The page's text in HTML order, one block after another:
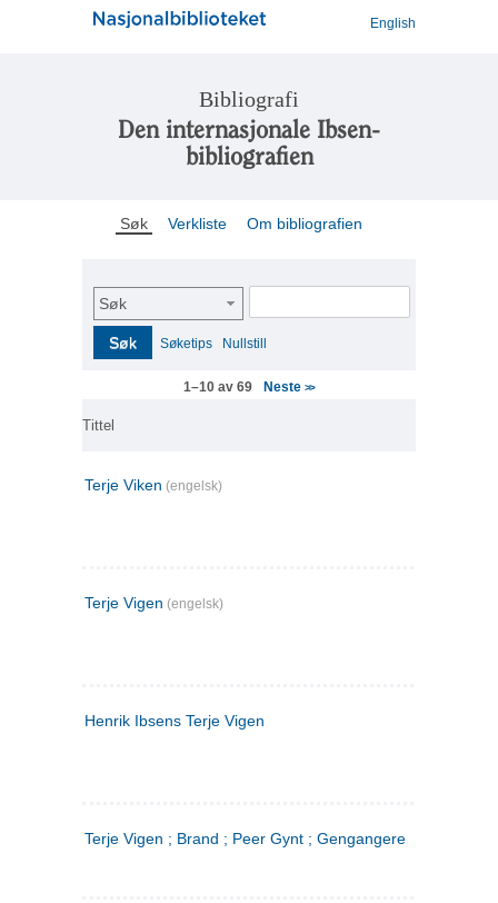
English
Bibliografi
Den internasjonale Ibsen-
bibliografien
Søk Verkliste Om bibliografien
Søk
Søk Søketips Nullstill
1–10 av 69 Neste>>
Tittel
Terje Viken (engelsk)
Terje Vigen (engelsk)
Henrik Ibsens Terje Vigen
Terje Vigen ; Brand ; Peer Gynt ; Gengangere